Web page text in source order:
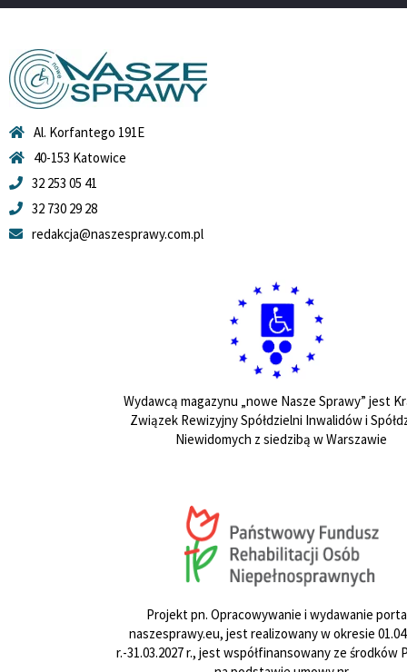
Al. Korfantego 191E
40-153 Katowice
32 253 05 41
32 730 29 28
redakcja@naszesprawy.com.pl
Wydawcą magazynu „nowe Nasze Sprawy” jest
Związek Rewizyjny Spółdzielni Inwalidów i
Niewidomych z siedzibą w Warszawie
Projekt pn. Opracowywanie i wydawanie
naszesprawy.eu, jest realizowany w okresie
r.-31.03.2027 r., jest współfinansowany ze środków